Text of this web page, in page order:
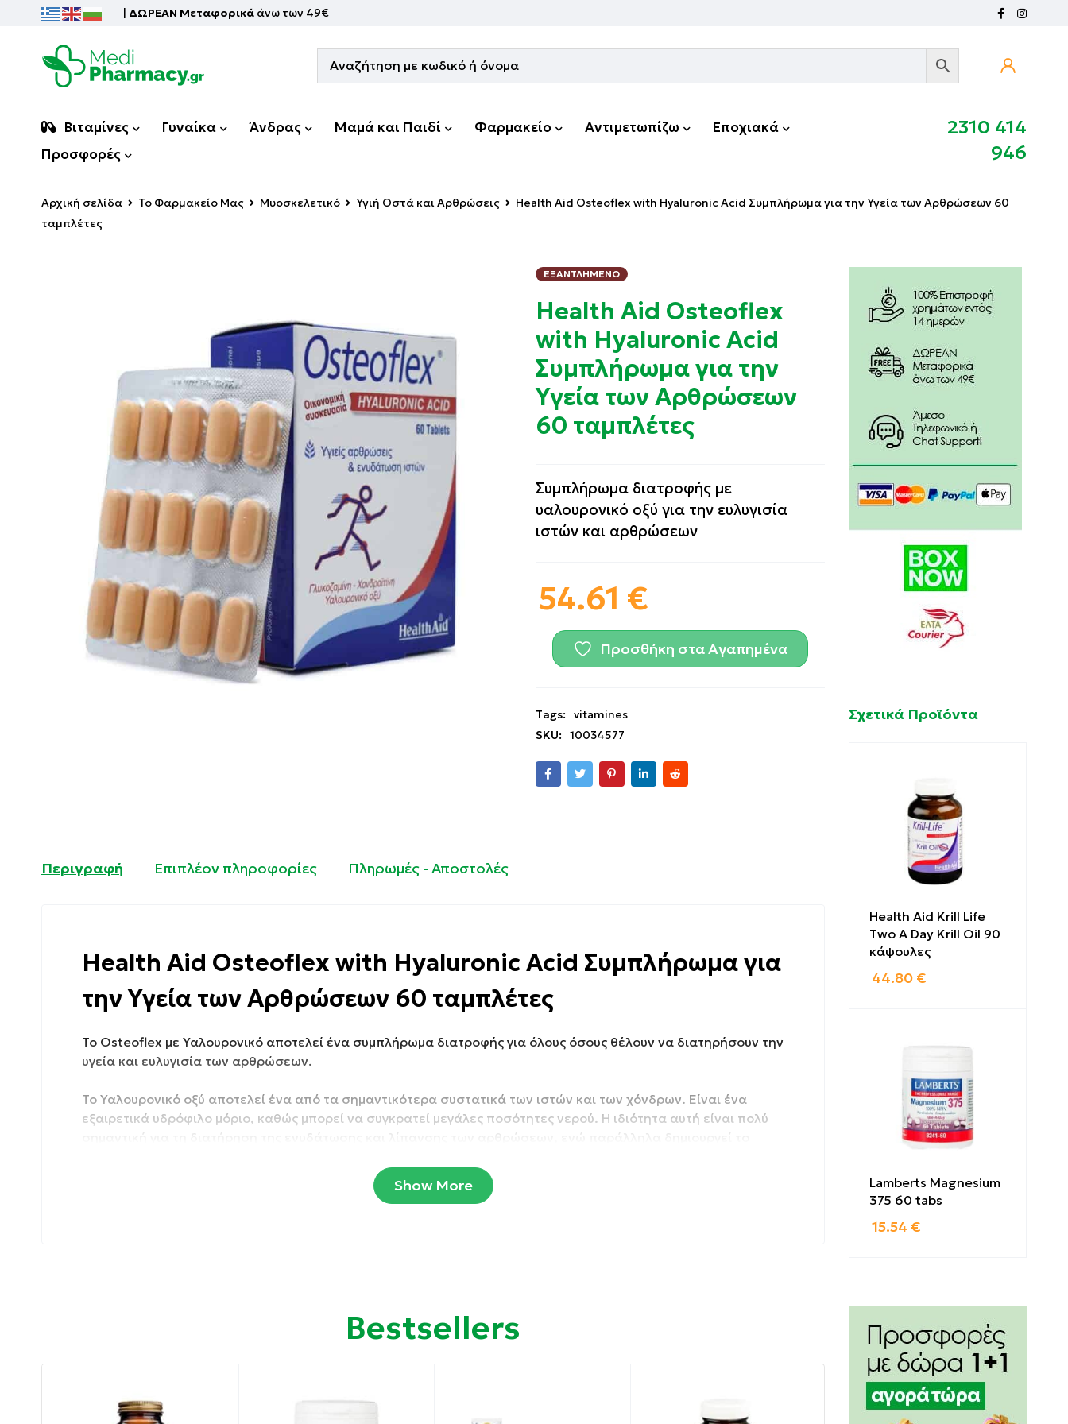
| ΔΩΡΕΑΝ Μεταφορικά άνω των 49€
Βιταμίνες Γυναίκα Άνδρας Μαμά και Παιδί Φαρμακείο Αντιμετωπίζω
Εποχιακά
Προσφορές
2310 414
946
Αρχική σελίδα Το Φαρμακείο Μας Μυοσκελετικό Υγιή Οστά και Αρθρώσεις
Health Aid Osteoflex with Hyaluronic Acid Συμπλήρωμα για την Υγεία των Αρθρώσεων 60
ταμπλέτες
ΕΞΑΝΤΛΗΜΈΝΟ
Health Aid Osteoflex
with Hyaluronic Acid
Συμπλήρωμα για την
Υγεία των Αρθρώσεων
60 ταμπλέτες
Συμπλήρωμα διατροφής με
υαλουρονικό οξύ για την ευλυγισία
ιστών και αρθρώσεων
54.61 €
Προσθήκη στα Αγαπημένα
Tags:
vitamines
SKU:
10034577
Περιγραφή Επιπλέον πληροφορίες Πληρωμές - Αποστολές
Health Aid Osteoflex with Hyaluronic Acid Συμπλήρωμα για
την Υγεία των Αρθρώσεων 60 ταμπλέτες
Το Osteoflex με Υαλουρονικό αποτελεί ένα συμπλήρωμα διατροφής για όλους όσους θέλουν να διατηρήσουν την
υγεία και ευλυγισία των αρθρώσεων.
Το Υαλουρονικό οξύ αποτελεί ένα από τα σημαντικότερα συστατικά των ιστών και των χόνδρων. Είναι ένα
εξαιρετικά υδρόφιλο μόριο, καθώς μπορεί να συγκρατεί μεγάλες ποσότητες νερού. Η ιδιότητα αυτή είναι πολύ
Το Osteoflex with Hyaluronic Acid, είναι η γνωστή συνταγή Osteoflex, με γλυκοζαμίνη, χονδροiτίνη, βιταμίνη C,
Ιδιότητες:
Διατηρεί την υγεία και ευλυγισία των αρθρώσεων.
Show More
Bestsellers
Σχετικά Προϊόντα
Health Aid Krill Life
Two A Day Krill Oil 90
κάψουλες
44.80 €
Lamberts Magnesium
375 60 tabs
15.54 €